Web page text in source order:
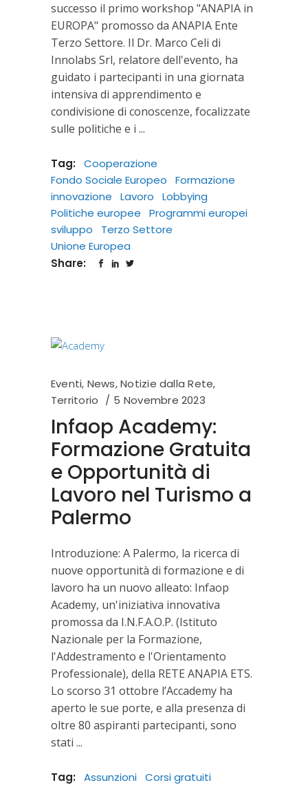
successo il primo workshop "ANAPIA in
EUROPA" promosso da ANAPIA Ente
Terzo Settore. Il Dr. Marco Celi di
Innolabs Srl, relatore dell'evento, ha
guidato i partecipanti in una giornata
intensiva di apprendimento e
condivisione di conoscenze, focalizzate
sulle politiche e i
Tag:
Cooperazione
Fondo Sociale Europeo
Formazione
innovazione
Lavoro
Lobbying
Politiche europee
Programmi europei
sviluppo
Terzo Settore
Unione Europea
Share:
Eventi, News,Notizie dalla Rete,
Territorio
5 Novembre 2023
Infaop Academy:
Formazione Gratuita
e Opportunità di
Lavoro nel Turismo a
Palermo
Introduzione: A Palermo, la ricerca di
nuove opportunità di formazione e di
lavoro ha un nuovo alleato: Infaop
Academy, un'iniziativa innovativa
promossa da I.N.F.A.O.P. (Istituto
Nazionale per la Formazione,
l'Addestramento e l'Orientamento
Professionale), della RETE ANAPIA ETS.
Lo scorso 31 ottobre l’Accademy ha
aperto le sue porte, e alla presenza di
oltre 80 aspiranti partecipanti, sono
stati
Tag: Assunzioni Corsi gratuiti